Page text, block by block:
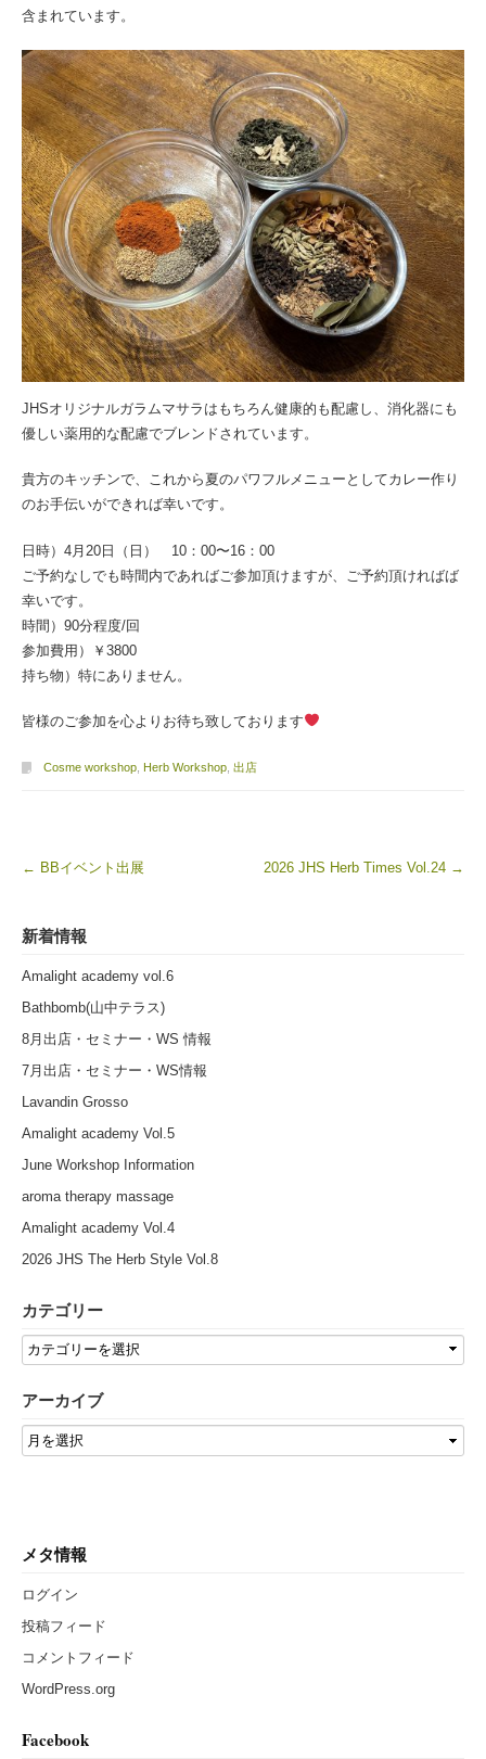
含まれています。
JHSオリジナルガラムマサラはもちろん健康的も配慮し、消化器にも
優しい薬用的な配慮でブレンドされています。
貴方のキッチンで、これから夏のパワフルメニューとしてカレー作り
のお手伝いができれば幸いです。
日時）4月20日（日） 10：00〜16：00
ご予約なしでも時間内であればご参加頂けますが、ご予約頂ければば
幸いです。
時間）90分程度/回
参加費用）￥3800
持ち物）特にありません。
皆様のご参加を心よりお待ち致しております
Cosme workshop, Herb Workshop, 出店
Post navigation
← BBイベント出展 2026 JHS Herb Times Vol.24 →
新着情報
Amalight academy vol.6
Bathbomb(山中テラス)
8月出店・セミナー・WS 情報
7月出店・セミナー・WS情報
Lavandin Grosso
Amalight academy Vol.5
June Workshop Information
aroma therapy massage
Amalight academy Vol.4
2026 JHS The Herb Style Vol.8
カテゴリー
アーカイブ
メタ情報
ログイン
投稿フィード
コメントフィード
WordPress.org
Facebook